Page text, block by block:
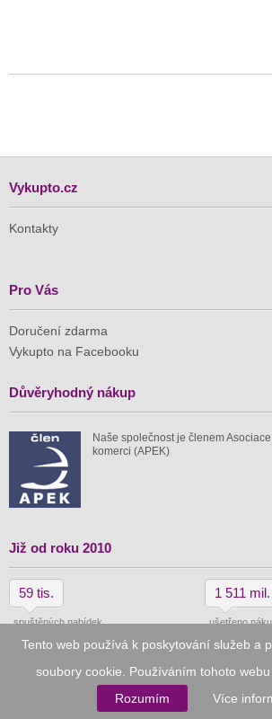
Tento web používá k poskytování služeb a
soubory cookie. Používáním tohoto
Rozumím
Více
Vykupto.cz
Kontakty
Pro Vás
Doručení zdarma
Vykupto na Facebooku
Důvěryhodný nákup
Naše společnost je členem
komerci (APEK)
Již od roku 2010
59 tis.
spuštěných nabídek
1 511 mil.
ušetřeno
© 2010–2026 Vykupto.cz, Všechna
Podmínky užití
Zpracování